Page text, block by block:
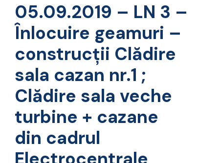
05.09.2019 – LN 3 –
Înlocuire geamuri –
construcții Clădire
sala cazan nr.1 ;
Clădire sala veche
turbine + cazane
din cadrul